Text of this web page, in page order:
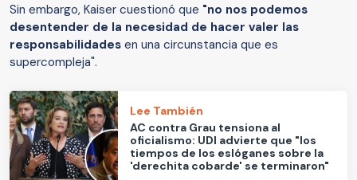
Sin embargo, Kaiser cuestionó que "no nos podemos
desentender de la necesidad de hacer valer las
responsabilidades en una circunstancia que es
supercompleja".
Lee También
AC contra Grau tensiona al
oficialismo: UDI advierte que "los
tiempos de los eslóganes sobre la
'derechita cobarde' se terminaron"